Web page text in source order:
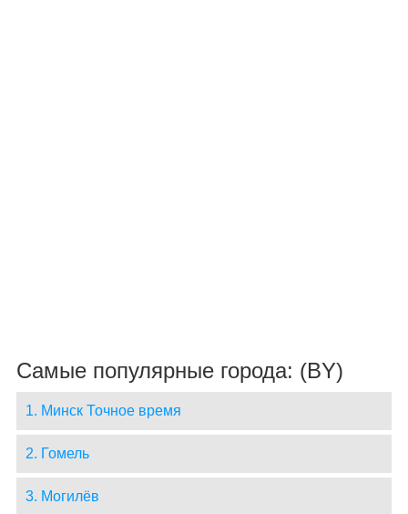
Самые популярные города: (BY)
1. Минск Точное время
2. Гомель
3. Могилёв